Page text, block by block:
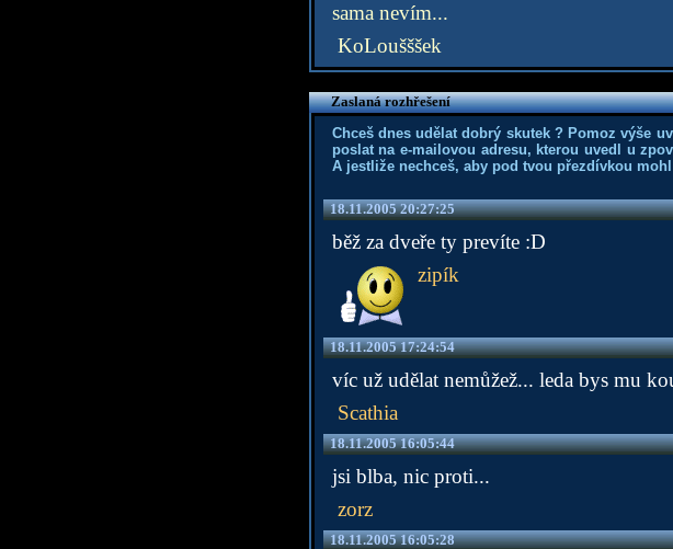
sama nevím...
KoLoušššek
Zaslaná rozhřešení
Chceš dnes udělat dobrý skutek ? Pomoz výše
poslat na e-mailovou adresu, kterou uvedl u
A jestliže nechceš, aby pod tvou přezdívkou
18.11.2005 20:27:25
běž za dveře ty prevíte :D
zipík
18.11.2005 17:24:54
víc už udělat nemůžež... leda bys mu
Scathia
18.11.2005 16:05:44
jsi blba, nic proti...
zorz
18.11.2005 16:05:28